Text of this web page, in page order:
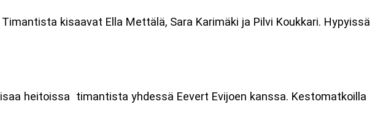
kisaavat Ella Mettälä, Sara Karimäki ja Pilvi Koukkari. Hypyissä
heitoissa timantista yhdessä Eevert Evijoen kanssa. Kestomatkoilla